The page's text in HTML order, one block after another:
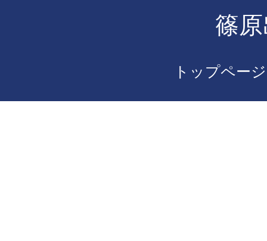
篠
トップページ